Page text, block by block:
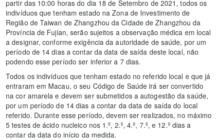
partir das 10:00 horas do dia 18 de Setembro de 2021, todos os
indivíduos que tenham estado na Zona de Investimento de
Região de Taiwan de Zhangzhou da Cidade de Zhangzhou da
Província de Fujian, serão sujeitos a observação médica em local
a designar, conforme exigência da autoridade de saúde, por um
período de 14 dias a contar da data de saída deste local, não
podendo esse período ser inferior a 7 dias.
Todos os indivíduos que tenham estado no referido local e que já
entraram em Macau, o seu Código de Saúde irá ser convertido
na cor amarela e devem ser submetidos a autogestão da saúde,
por um período de 14 dias a contar da data de saída do local
referido. Durante esse período, devem ser realizados, no máximo
5 testes de ácido nucleico nos 1.º, 2.º, 4.º, 7.º, e 12.º dias a
contar da data do início da medida.